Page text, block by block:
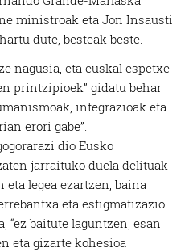
ministroak eta Jon Insausti
dute, besteak beste.
nagusia, eta euskal espetxe
printzipioek” gidatu behar
integrazioak eta
erori gabe”.
dio Eusko
jarraituko duela delituak
legea ezartzen, baina
eta estigmatizazio
“ez baitute laguntzen, esan
eta gizarte kohesioa